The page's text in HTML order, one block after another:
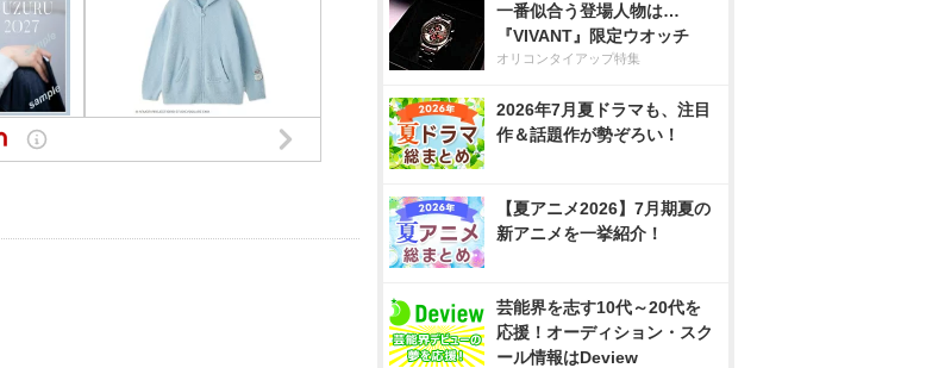
一番似合う登場人物は…
『VIVANT』限定ウオッチ
オリコンタイアップ特集
2026年7月夏ドラマも、注目
作＆話題作が勢ぞろい！
【夏アニメ2026】7月期夏の
新アニメを一挙紹介！
芸能界を志す10代～20代を
応援！オーディション・スク
ール情報はDeview